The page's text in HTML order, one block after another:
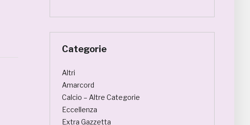
Categorie
Altri
Amarcord
Calcio – Altre Categorie
Eccellenza
Extra Gazzetta